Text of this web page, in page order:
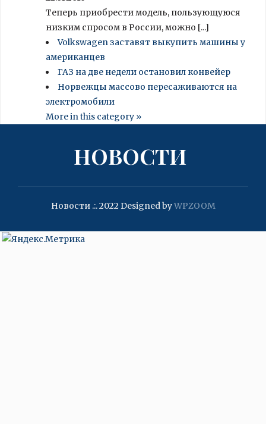
Теперь приобрести модель, пользующуюся
низким спросом в России, можно [...]
Volkswagen заставят выкупить машины у
американцев
ГАЗ на две недели остановил конвейер
Норвежцы массово пересаживаются на
электромобили
More in this category »
НОВОСТИ
Новости .:. 2022Designed byWPZOOM